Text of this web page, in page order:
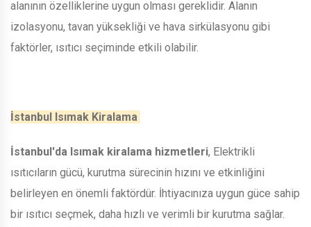
alanının özelliklerine uygun olması gereklidir. Alanın
izolasyonu, tavan yüksekliği ve hava sirkülasyonu gibi
faktörler, ısıtıcı seçiminde etkili olabilir.
İstanbul Isımak Kiralama
İstanbul'da Isımak kiralama hizmetleri, Elektrikli
ısıtıcıların gücü, kurutma sürecinin hızını ve etkinliğini
belirleyen en önemli faktördür. İhtiyacınıza uygun güce sahip
bir ısıtıcı seçmek, daha hızlı ve verimli bir kurutma sağlar.